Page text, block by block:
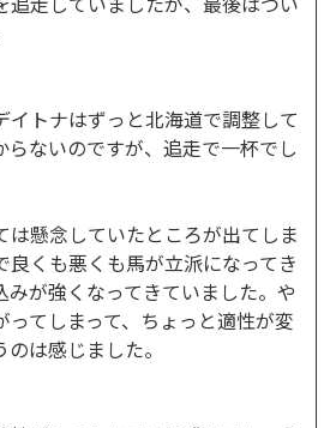
イトナはずっと北海道で調整して
らないのですが、追走で一杯でし
は懸念していたところが出てしま
良くも悪くも馬が立派になってき
みが強くなってきていました。や
ってしまって、ちょっと適性が変
は感じました。